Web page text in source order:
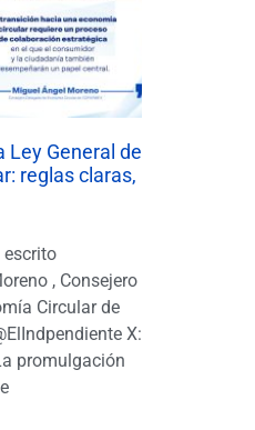
Ley General de
reglas claras,
, Consejero
Circular de
X:
promulgación